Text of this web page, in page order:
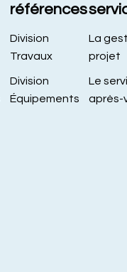
références
Division
Travaux
Division
Équipements
La
projet
Le
après-